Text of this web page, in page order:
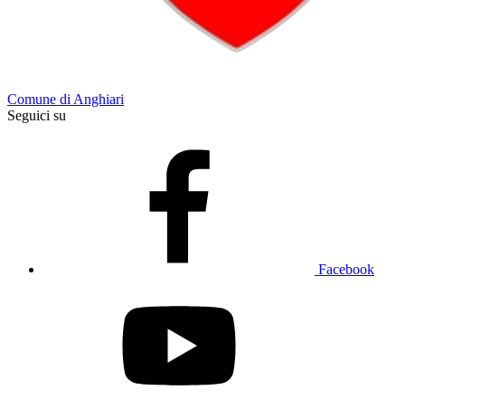
Comune di Anghiari
Seguici su
Facebook